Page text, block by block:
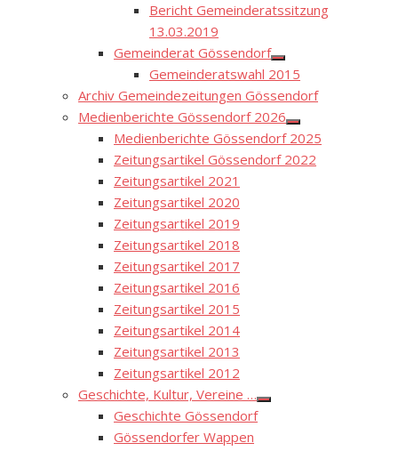
Bericht Gemeinderatssitzung
13.03.2019
Gemeinderat Gössendorf
Show
sub
menu
Gemeinderatswahl 2015
Archiv Gemeindezeitungen Gössendorf
Medienberichte Gössendorf 2026
Show
sub
menu
Medienberichte Gössendorf 2025
Zeitungsartikel Gössendorf 2022
Zeitungsartikel 2021
Zeitungsartikel 2020
Zeitungsartikel 2019
Zeitungsartikel 2018
Zeitungsartikel 2017
Zeitungsartikel 2016
Zeitungsartikel 2015
Zeitungsartikel 2014
Zeitungsartikel 2013
Zeitungsartikel 2012
Geschichte, Kultur, Vereine …
Show
Geschichte Gössendorf
Gössendorfer Wappen